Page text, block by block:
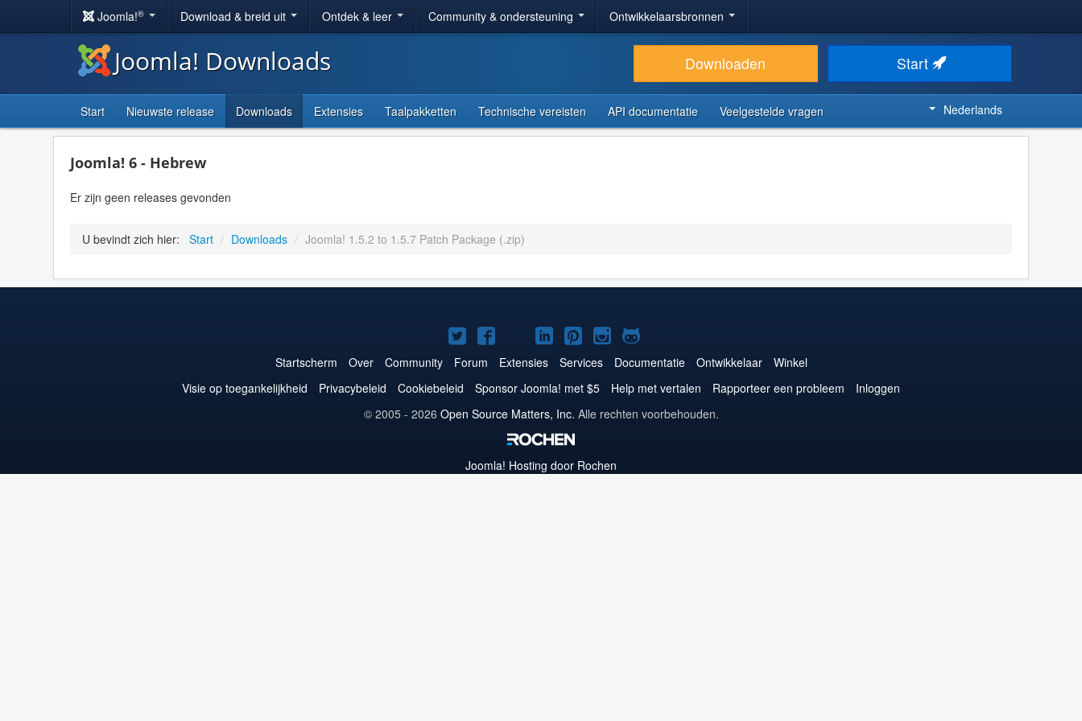
Joomla!® Download & breid uit Ontdek & leer Community & ondersteuning Ontwikkelaarsbronnen
Joomla! Downloads Downloaden Start
Start Nieuwste release Downloads Extensies Taalpakketten Technische vereisten API documentatie Veelgestelde vragen Nederlands
Joomla! 6 - Hebrew
Er zijn geen releases gevonden
U bevindt zich hier: Start / Downloads / Joomla! 1.5.2 to 1.5.7 Patch Package (.zip)
Joomla!
op
Twitter
Joomla!
op
Facebook
Joomla!
op
YouTube
Joomla!
op
LinkedIn
Joomla!
op
Pinterest
Joomla!
op
Instagram
Joomla!
op
GitHub
Startscherm Over Community Forum Extensies Services Documentatie Ontwikkelaar
Winkel
Visie op toegankelijkheid
Privacybeleid Cookiebeleid Sponsor Joomla! met $5 Help met vertalen Rapporteer een probleem
Inloggen
© 2005 - 2026 Open Source Matters, Inc. Alle rechten voorbehouden.
Joomla! Hosting door Rochen